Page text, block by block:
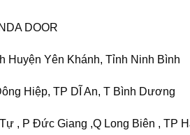
DOOR
Huyện Yên Khánh, Tỉnh Ninh Bình
Hiệp, TP DĨ An, T Bình Dương
, P Đức Giang ,Q Long Biên , TP